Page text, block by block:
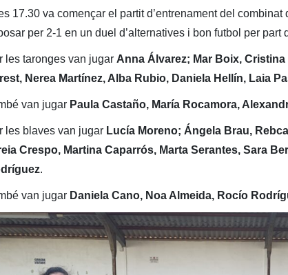
17.30 va començar el partit d’entrenament del combinat
per 2-1 en un duel d’alternatives i bon futbol per part
les taronges van jugar Anna Álvarez; Mar Boix,
Nerea Martínez, Alba Rubio, Daniela Hellín, Laia
van jugar Paula Castaño, María Rocamora,
les blaves van jugar Lucía Moreno; Ángela Brau,
Crespo, Martina Caparrós, Marta Serantes, Sara
.
van jugar Daniela Cano, Noa Almeida, Rocío